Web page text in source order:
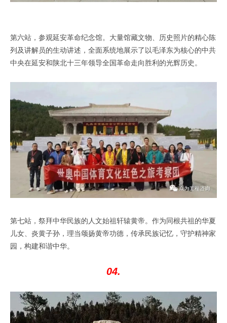
第六站，参观延安革命纪念馆。大量馆藏文物、历史照片的精心陈
列及讲解员的生动讲述，全面系统地展示了以毛泽东为核心的中共
中央在延安和陕北十三年领导全国革命走向胜利的光辉历史。
第七站，祭拜中华民族的人文始祖轩辕黄帝。作为同根共祖的华夏
儿女、炎黄子孙，理当颂扬黄帝功德，传承民族记忆，守护精神家
园，构建和谐中华。
04.